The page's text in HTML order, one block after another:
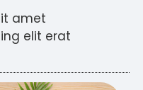
amet
elit erat